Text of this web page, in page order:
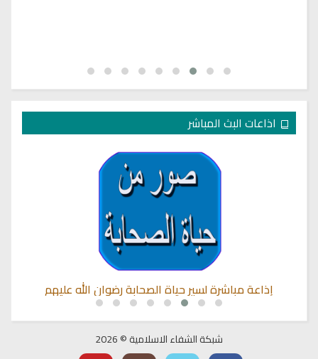
اذاعات البث المباشر
إذاعة مباشرة لسير حياة الصحابة رضوان الله عليهم
شبكة الشفاء الاسلامية © 2026